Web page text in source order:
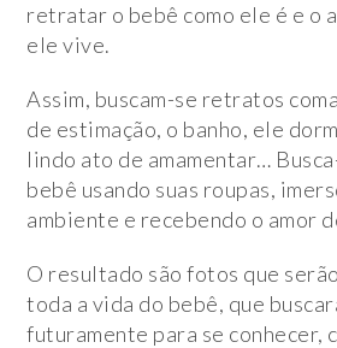
retratar o bebê como ele é e o
ele vive.
Assim, buscam-se retratos
de estimação, o banho, ele
lindo ato de amamentar…
bebê usando suas roupas,
ambiente e recebendo o amor
O resultado são fotos que
toda a vida do bebê, que
futuramente para se conhecer,